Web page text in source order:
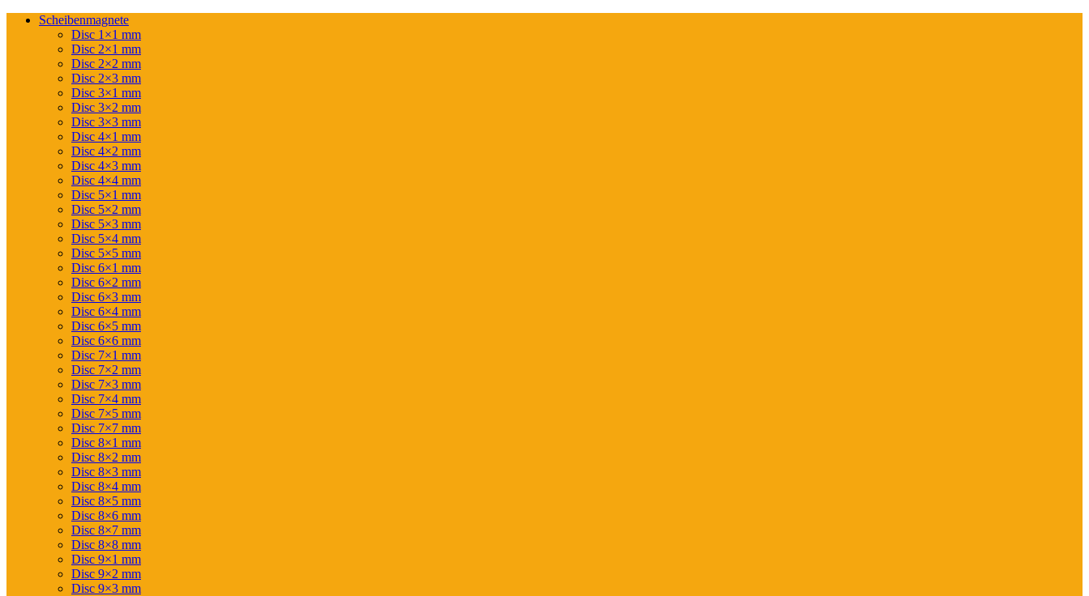
Scheibenmagnete
Disc 1×1 mm
Disc 2×1 mm
Disc 2×2 mm
Disc 2×3 mm
Disc 3×1 mm
Disc 3×2 mm
Disc 3×3 mm
Disc 4×1 mm
Disc 4×2 mm
Disc 4×3 mm
Disc 4×4 mm
Disc 5×1 mm
Disc 5×2 mm
Disc 5×3 mm
Disc 5×4 mm
Disc 5×5 mm
Disc 6×1 mm
Disc 6×2 mm
Disc 6×3 mm
Disc 6×4 mm
Disc 6×5 mm
Disc 6×6 mm
Disc 7×1 mm
Disc 7×2 mm
Disc 7×3 mm
Disc 7×4 mm
Disc 7×5 mm
Disc 7×7 mm
Disc 8×1 mm
Disc 8×2 mm
Disc 8×3 mm
Disc 8×4 mm
Disc 8×5 mm
Disc 8×6 mm
Disc 8×7 mm
Disc 8×8 mm
Disc 9×1 mm
Disc 9×2 mm
Disc 9×3 mm